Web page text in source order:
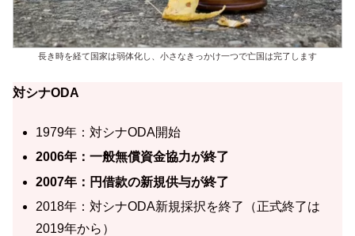
長き時を経て国家は弱体化し、小さなきっかけ一つで亡国は完了します
対シナODA
1979年：対シナODA開始
2006年：一般無償資金協力が終了
2007年：円借款の新規供与が終了
2018年：対シナODA新規採択を終了（正式終了は
2019年から）